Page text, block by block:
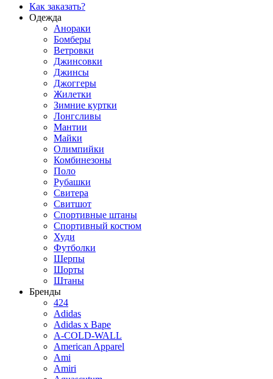
Как заказать?
Одежда
Анораки
Бомберы
Ветровки
Джинсовки
Джинсы
Джоггеры
Жилетки
Зимние куртки
Лонгсливы
Мантии
Майки
Олимпийки
Комбинезоны
Поло
Рубашки
Свитера
Свитшот
Спортивные штаны
Спортивный костюм
Худи
Футболки
Шерпы
Шорты
Штаны
Бренды
424
Adidas
Adidas x Bape
A-COLD-WALL
American Apparel
Ami
Amiri